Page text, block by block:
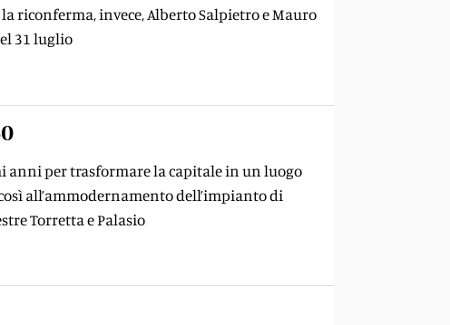
riconferma, invece, Alberto Salpietro e Mauro
31 luglio
per trasformare la capitale in un luogo
all’ammodernamento dell’impianto di
Torretta e Palasio